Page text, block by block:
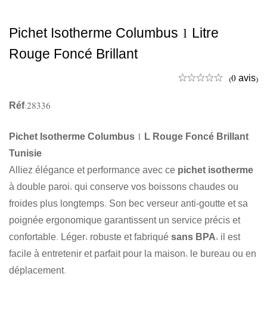
Pichet Isotherme Columbus 1 Litre
Rouge Foncé Brillant
(0 avis)
Réf:28336
Pichet Isotherme Columbus 1 L Rouge Foncé Brillant
Tunisie
Alliez élégance et performance avec cepichet isotherme
à double paroi, qui conserve vos boissons chaudes ou
froides plus longtemps. Son bec verseur anti-goutte et sa
poignée ergonomique garantissent un service précis et
confortable. Léger, robuste et fabriquésans BPA, il est
facile à entretenir et parfait pour la maison, le bureau ou en
déplacement.